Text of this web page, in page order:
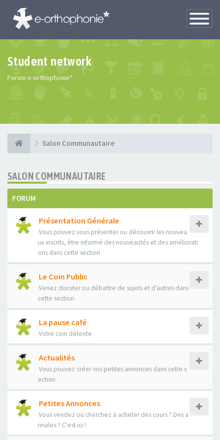
Toggle
Student network
Forum e-orthophonie*
Salon Communautaire
SALON COMMUNAUTAIRE
FORUM
Présentation Générale
Vous pouvez vous présenter ou découvrir les nouvea
ux inscrits, être informé des nouveautés et des améliorati
ons dans cette section
Le Coin Public
Venez discuter ou débattre de sujets et d'autres dans
cette section
La pause café
Votre coin détente
Actualités
Vous pouvez créer vos petites annonces dans cette s
ection
Petites Annonces
Vous vendez ou cherchez à acheter des cours ? Des a
nnales ? C'est ici !